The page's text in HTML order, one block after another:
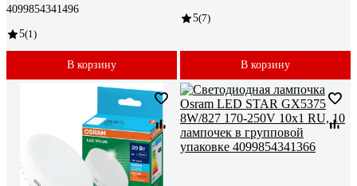
4099854341496
5(1)
В корзину
5(7)
В корзину